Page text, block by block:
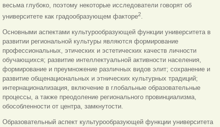
весьма глубоко, поэтому некоторые исследователи говорят об
университете как градообразующем факторе2.
Основными аспектами культурообразующей функции университета в
развитии региональной культуры являются формирование
профессиональных, этических и эстетических качеств личности
обучающихся; развитие интеллектуальной активности населения,
формирование и преумножение различных видов элит; сохранение и
развитие общенациональных и этнических культурных традиций;
интернационализация, включение в глобальные образовательные
процессы, а также преодоление регионального провинциализма,
обособленности от центра, замкнутости.
Образовательный аспект культурообразующей функции университета